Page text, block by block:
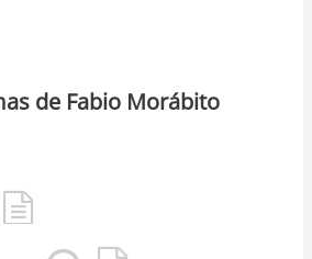
de Fabio Morábito